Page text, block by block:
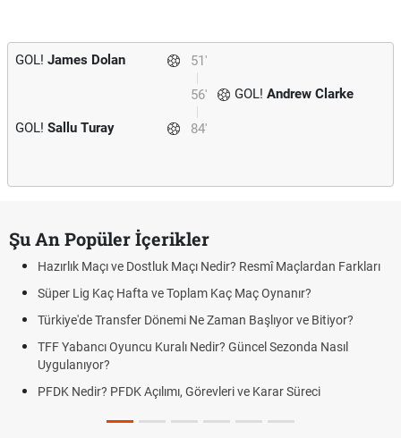
51'
GOL! James Dolan
56' GOL! Andrew Clarke
84'
GOL! Sallu Turay
Şu An Popüler İçerikler
Hazırlık Maçı ve Dostluk Maçı Nedir? Resmî Maçlardan Farkları
Süper Lig Kaç Hafta ve Toplam Kaç Maç Oynanır?
Türkiye'de Transfer Dönemi Ne Zaman Başlıyor ve Bitiyor?
TFF Yabancı Oyuncu Kuralı Nedir? Güncel Sezonda Nasıl
Uygulanıyor?
PFDK Nedir? PFDK Açılımı, Görevleri ve Karar Süreci